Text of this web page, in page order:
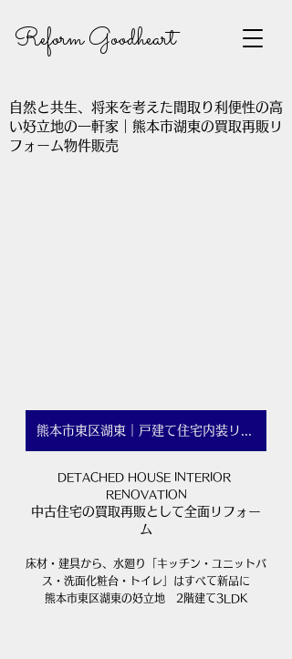
Reform Goodheart
自然と共生、将来を考えた間取り利便性の高
い好立地の一軒家｜熊本市湖東の買取再販リ
フォーム物件販売
DETACHED HOUSE INTERIOR
RENOVATION
中古住宅の買取再販として全面リフォー
ム
床材・建具から、水廻り「キッチン・ユニットバ
ス・洗面化粧台・トイレ」はすべて新品に
​熊本市東区湖東の好立地　2階建て3LDK